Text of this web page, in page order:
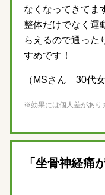
なくなってきてま
整体だけでなく運
らえるので通った
すめです！
（MSさん 30代
※効果には個人差があり
「坐骨神経痛